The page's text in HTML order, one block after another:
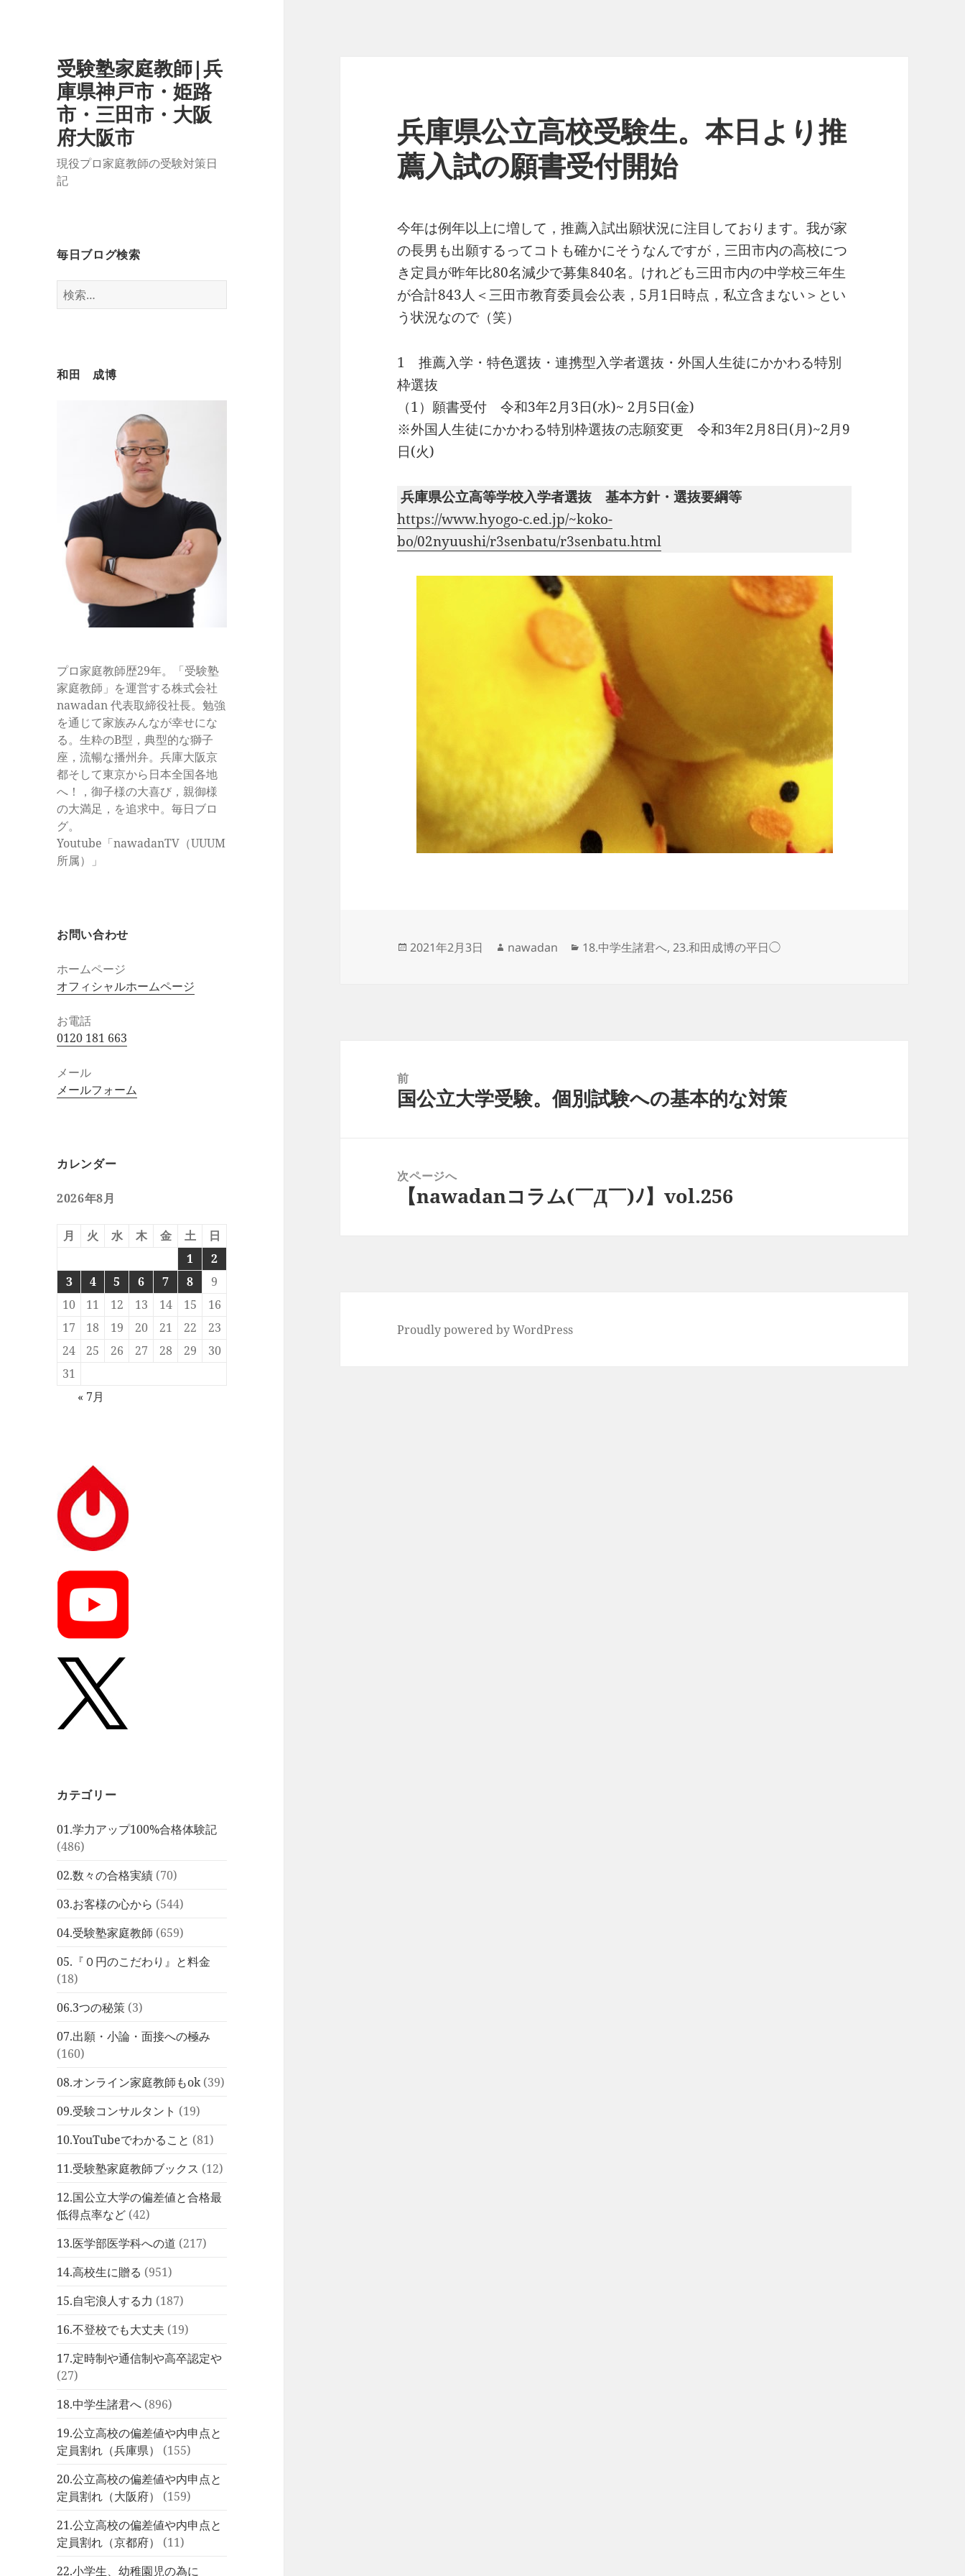
受験塾家庭教師|兵
庫県神戸市・姫路
市・三田市・大阪
府大阪市
現役プロ家庭教師の受験対策日
記
毎日ブログ検索
検
索:
和田 成博
プロ家庭教師歴29年。「受験塾
家庭教師」を運営する株式会社
nawadan 代表取締役社長。勉強
を通じて家族みんなが幸せにな
る。生粋のB型，典型的な獅子
座，流暢な播州弁。兵庫大阪京
都そして東京から日本全国各地
へ！，御子様の大喜び，親御様
の大満足，を追求中。毎日ブロ
グ。
Youtube「nawadanTV（UUUM
所属）」
お問い合わせ
ホームページ
オフィシャルホームページ
お電話
0120 181 663
メール
メールフォーム
カレンダー
2026年8月
月 火 水 木 金 土
日
1
2
3
4 5 6 7 8
9
10
11 12 13 14 15
16
17
18 19 20 21 22
23
24
25 26 27 28 29
30
31
« 7月
カテゴリー
01.学力アップ100%合格体験記
(486)
02.数々の合格実績 (70)
03.お客様の心から (544)
04.受験塾家庭教師 (659)
05.『０円のこだわり』と料金
(18)
06.3つの秘策 (3)
07.出願・小論・面接への極み
(160)
08.オンライン家庭教師もok(39)
09.受験コンサルタント (19)
10.YouTubeでわかること (81)
11.受験塾家庭教師ブックス (12)
12.国公立大学の偏差値と合格最
低得点率など (42)
13.医学部医学科への道 (217)
14.高校生に贈る (951)
15.自宅浪人する力 (187)
16.不登校でも大丈夫 (19)
17.定時制や通信制や高卒認定や
(27)
18.中学生諸君へ (896)
19.公立高校の偏差値や内申点と
定員割れ（兵庫県）
(155)
20.公立高校の偏差値や内申点と
定員割れ（大阪府）
(159)
21.公立高校の偏差値や内申点と
定員割れ（京都府）
(11)
22.小学生、幼稚園児の為に
兵庫県公立高校受験生。本日より推
薦入試の願書受付開始
今年は例年以上に増して，推薦入試出願状況に注目しております。我が家
の長男も出願するってコトも確かにそうなんですが，三田市内の高校につ
き定員が昨年比80名減少で募集840名。けれども三田市内の中学校三年生
が合計843人＜三田市教育委員会公表，5月1日時点，私立含まない＞とい
う状況なので（笑）
1 推薦入学・特色選抜・連携型入学者選抜・外国人生徒にかかわる特別
枠選抜
（1）願書受付 令和3年2月3日(水)~ 2月5日(金)
※外国人生徒にかかわる特別枠選抜の志願変更 令和3年2月8日(月)~2月9
日(火)
兵庫県公立高等学校入学者選抜 基本方針・選抜要綱等
https://www.hyogo-c.ed.jp/~koko-
bo/02nyuushi/r3senbatu/r3senbatu.html
投
2021年2月3日
作
nawadan
カ
18.中学生諸君へ,23.和田成博の平日◯
前
前
国公立大学受験。個別試験への基本的な対策
次ページへ
【nawadanコラム(￣Д￣)ﾉ】vol.256
Proudly powered by WordPress